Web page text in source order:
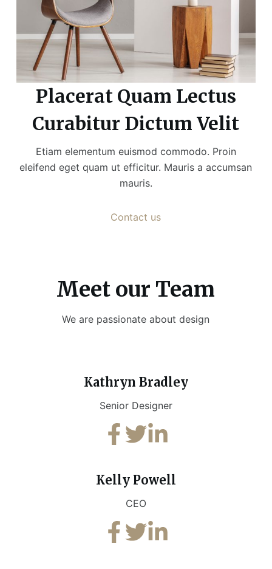
Placerat Quam Lectus
Curabitur Dictum Velit
Etiam elementum euismod commodo. Proin
eleifend eget quam ut efficitur. Mauris a accumsan
mauris.
Contact us
Meet our Team
We are passionate about design
Kathryn Bradley
Senior Designer
Kelly Powell
CEO